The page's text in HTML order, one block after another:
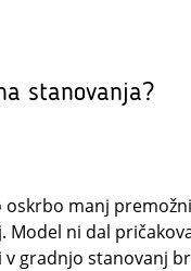
stanovanja?
oskrbo manj
ni dal
gradnjo stanovanj